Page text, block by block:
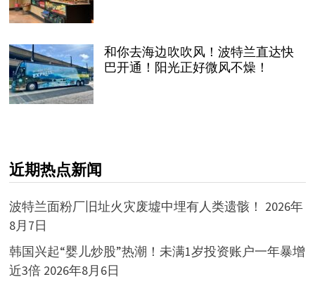
和你去海边吹吹风！波特兰直达快
巴开通！阳光正好微风不燥！
近期热点新闻
波特兰面粉厂旧址火灾废墟中埋有人类遗骸！ 2026年
8月7日
韩国兴起“婴儿炒股”热潮！未满1岁投资账户一年暴增
近3倍 2026年8月6日